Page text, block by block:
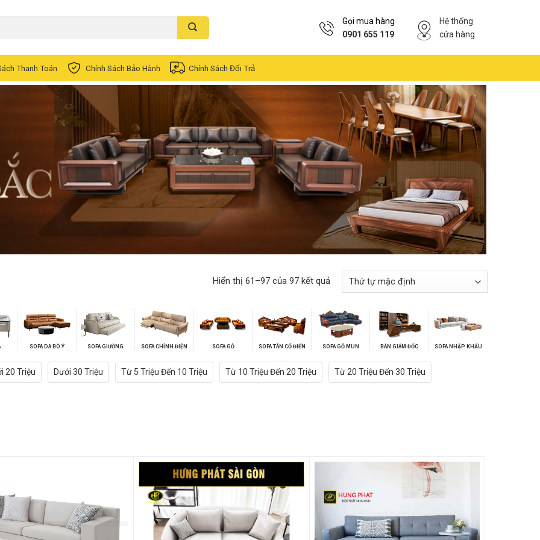
Gọi mua hàng
0901 655 119
Hệ thống
cửa hàng
Thanh Toán Chính Sách Bảo Hành Chính Sách Đổi Trả
Hiển thị 61–97 của 97 kết quả
SOFA DA BÒ Ý SOFA GIƯỜNG SOFA CHỈNH ĐIỆN SOFA GỖ SOFA TÂN CỔ ĐIỂN SOFA GỖ MUN BÀN GIÁM ĐỐC SOFA NHẬP KHẨU
20 Triệu Dưới 30 Triệu Từ 5 Triệu Đến 10 Triệu Từ 10 Triệu Đến 20 Triệu Từ 20 Triệu Đến 30 Triệu